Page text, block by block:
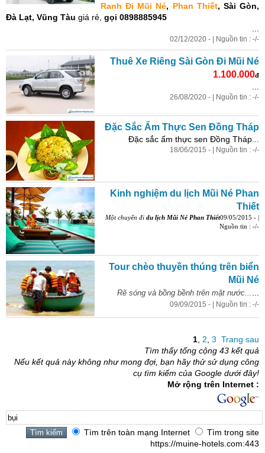
Ranh Đi Mũi Né, Phan Thiết, Sài Gòn,
Đà Lạt, Vũng Tàu giá rẻ, gọi 0898885945
02/12/2020 - | Nguồn tin : -/-
Thuê Xe Riêng Sài Gòn Đi Mũi Né
1.100.000đ
26/08/2020 - | Nguồn tin : -/-
Đặc Sắc Ẩm Thực Sen Đồng Tháp
Đặc sắc ẩm thực sen Đồng Tháp...
18/06/2015 - | Nguồn tin : -/-
Kinh nghiệm du lịch Mũi Né Phan
Thiết
Một chuyến đi du lịch Mũi Né Phan Thiết09/05/2015 - |
Nguồn tin : -/-
Tour chèo thuyền thúng trên biển
Mũi Né
Rẽ sóng và bồng bềnh trên mặt nước...
09/09/2015 - | Nguồn tin : -/-
1 2 3 Trang sau
Tìm thấy tổng cộng 43 kết quả
Nếu kết quả này không như mong đợi, bạn hãy thử sử dụng công
cụ tìm kiếm của Google dưới đây!
Mở rộng trên Internet :
Tìm trên toàn mạng Internet
Tìm trong site
https://muine-hotels.com:443